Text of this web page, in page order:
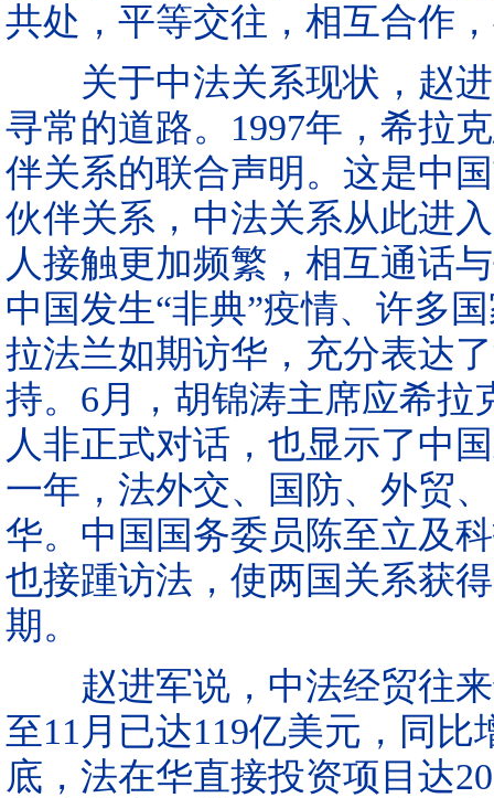
共处，平等交往，相互合作
关于中法关系现状，赵进
寻常的道路。1997年，希拉
伴关系的联合声明。这是中
伙伴关系，中法关系从此进
人接触更加频繁，相互通话
中国发生“非典”疫情、许多
拉法兰如期访华，充分表达
持。6月，胡锦涛主席应希
人非正式对话，也显示了中
一年，法外交、国防、外贸
华。中国国务委员陈至立及
也接踵访法，使两国关系获
期。
赵进军说，中法经贸往来
至11月已达119亿美元，同
底，法在华直接投资项目达